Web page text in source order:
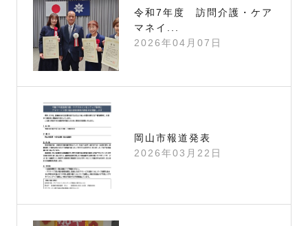
令和7年度 訪問介護・ケア
マネイ...
2026年04月07日
岡山市報道発表
2026年03月22日